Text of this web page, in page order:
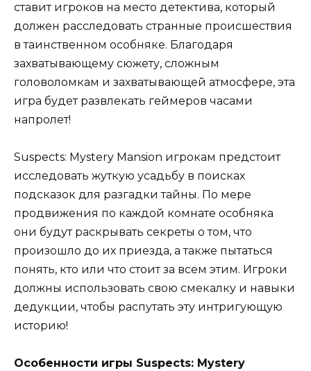
ставит игроков на место детектива, который
должен расследовать странные происшествия
в таинственном особняке. Благодаря
захватывающему сюжету, сложным
головоломкам и захватывающей атмосфере, эта
игра будет развлекать геймеров часами
напролет!
Suspects: Mystery Mansion игрокам предстоит
исследовать жуткую усадьбу в поисках
подсказок для разгадки тайны. По мере
продвижения по каждой комнате особняка
они будут раскрывать секреты о том, что
произошло до их приезда, а также пытаться
понять, кто или что стоит за всем этим. Игроки
должны использовать свою смекалку и навыки
дедукции, чтобы распутать эту интригующую
историю!
Особенности игры Suspects: Mystery